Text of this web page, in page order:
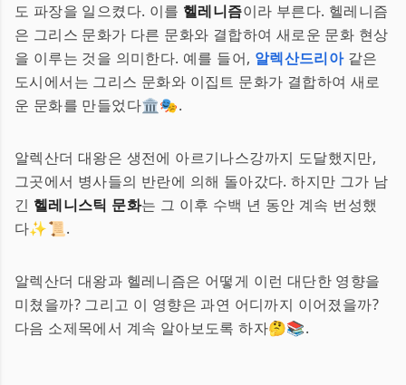
도 파장을 일으켰다. 이를 헬레니즘이라 부른다. 헬레니즘
은 그리스 문화가 다른 문화와 결합하여 새로운 문화 현상
을 이루는 것을 의미한다. 예를 들어, 알렉산드리아같은
도시에서는 그리스 문화와 이집트 문화가 결합하여 새로
운 문화를 만들었다🏛️🎭.
알렉산더 대왕은 생전에 아르기나스강까지 도달했지만,
그곳에서 병사들의 반란에 의해 돌아갔다. 하지만 그가 남
긴 헬레니스틱 문화는 그 이후 수백 년 동안 계속 번성했
다✨📜.
알렉산더 대왕과 헬레니즘은 어떻게 이런 대단한 영향을
미쳤을까? 그리고 이 영향은 과연 어디까지 이어졌을까?
다음 소제목에서 계속 알아보도록 하자🤔📚.